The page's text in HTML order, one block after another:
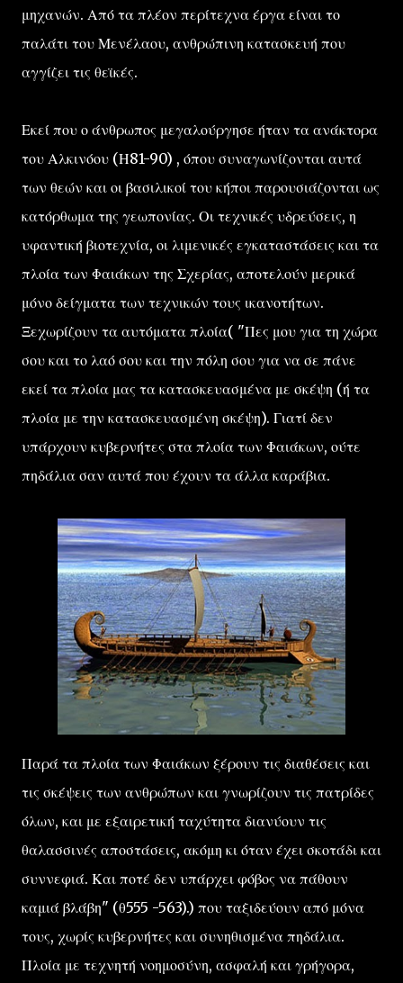
μηχανών. Από τα πλέον περίτεχνα έργα είναι το
παλάτι του Μενέλαου, ανθρώπινη κατασκευή που
αγγίζει τις θεϊκές.
Εκεί που ο άνθρωπος μεγαλούργησε ήταν τα ανάκτορα
του Αλκινόου (Η81-90) , όπου συναγωνίζονται αυτά
των θεών και οι βασιλικοί του κήποι παρουσιάζονται ως
κατόρθωμα της γεωπονίας. Οι τεχνικές υδρεύσεις, η
υφαντική βιοτεχνία, οι λιμενικές εγκαταστάσεις και τα
πλοία των Φαιάκων της Σχερίας, αποτελούν μερικά
μόνο δείγματα των τεχνικών τους ικανοτήτων.
Ξεχωρίζουν τα αυτόματα πλοία( "Πες μου για τη χώρα
σου και το λαό σου και την πόλη σου για να σε πάνε
εκεί τα πλοία μας τα κατασκευασμένα με σκέψη (ή τα
πλοία με την κατασκευασμένη σκέψη). Γιατί δεν
υπάρχουν κυβερνήτες στα πλοία των Φαιάκων, ούτε
πηδάλια σαν αυτά που έχουν τα άλλα καράβια.
Παρά τα πλοία των Φαιάκων ξέρουν τις διαθέσεις και
τις σκέψεις των ανθρώπων και γνωρίζουν τις πατρίδες
όλων, και με εξαιρετική ταχύτητα διανύουν τις
θαλασσινές αποστάσεις, ακόμη κι όταν έχει σκοτάδι και
συννεφιά. Και ποτέ δεν υπάρχει φόβος να πάθουν
καμιά βλάβη" (θ555 -563).) που ταξιδεύουν από μόνα
τους, χωρίς κυβερνήτες και συνηθισμένα πηδάλια.
Πλοία με τεχνητή νοημοσύνη, ασφαλή και γρήγορα,